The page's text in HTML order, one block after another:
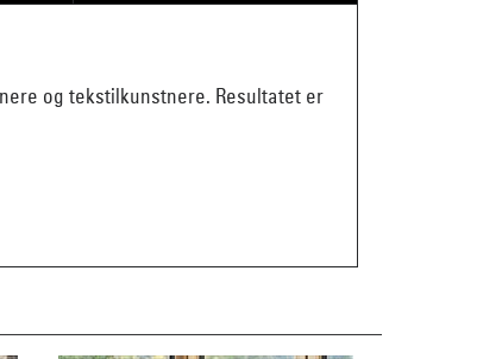
og tekstilkunstnere. Resultatet er